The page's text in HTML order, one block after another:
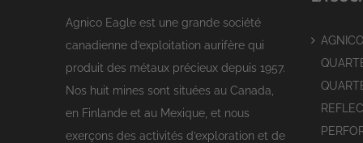
Agnico Eagle est une grande société
canadienne d’exploitation aurifère qui
produit des métaux précieux depuis 1957.
Nos huit mines sont situées au Canada,
en Finlande et au Mexique, et nous
exerçons des activités d’exploration et de